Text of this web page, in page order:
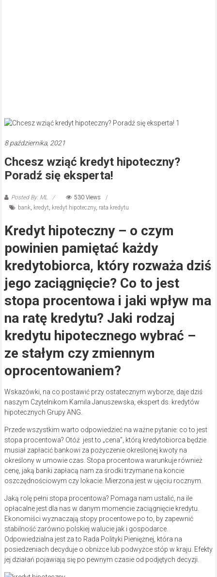
8 października, 2021
Chcesz wziąć kredyt hipoteczny?
Poradź się eksperta!
Posted By: ML
530 Views
bank, kredyt, kredyt hipoteczny, rata kredytu
Kredyt hipoteczny – o czym
powinien pamiętać każdy
kredytobiorca, który rozważa dziś
jego zaciągnięcie? Co to jest
stopa procentowa i jaki wpływ ma
na ratę kredytu? Jaki rodzaj
kredytu hipotecznego wybrać –
ze stałym czy zmiennym
oprocentowaniem?
Wskazówki, na co postawić przy ostatecznym wyborze, daje dziś
naszym Czytelnikom Kamila Januszewska, ekspert ds. kredytów
hipotecznych Grupy ANG.
Przede wszystkim warto odpowiedzieć na ważne pytanie: co to jest
stopa procentowa? Otóż jest to „cena”, którą kredytobiorca będzie
musiał zapłacić bankowi za pożyczenie określonej kwoty na
określony w umowie czas. Stopa procentowa warunkuje również
cenę, jaką banki zapłacą nam za środki trzymane na koncie
oszczędnościowym czy lokacie. Mierzona jest w ujęciu rocznym.
Jaką rolę pełni stopa procentowa? Pomaga nam ustalić, na ile
opłacalne jest dla nas w danym momencie zaciągnięcie kredytu.
Ekonomiści wyznaczają stopy procentowe po to, by zapewnić
stabilność zarówno polskiej walucie jak i gospodarce.
Odpowiedzialna jest za to Rada Polityki Pieniężnej, która na
posiedzeniach decyduje o obniżce lub podwyżce stóp w kraju. Efekty
jej działań pojawiają się po pewnym czasie od podjętych decyzji.